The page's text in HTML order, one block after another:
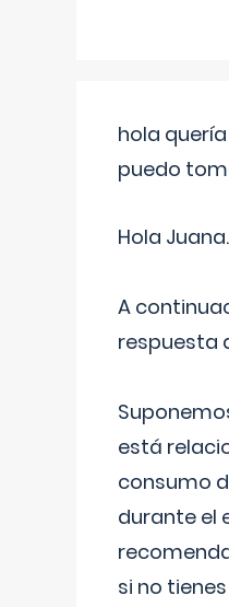
hola
puedo
Hola Juana.
A
respuesta
está
consumo
durante el
si no